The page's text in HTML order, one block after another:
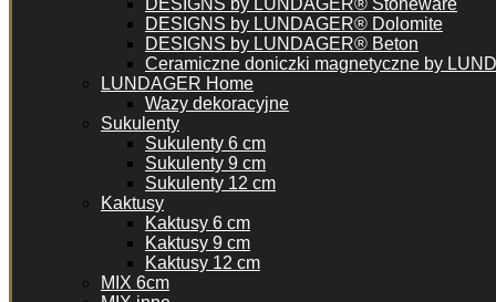
DESIGNS by LUNDAGER® Stoneware
DESIGNS by LUNDAGER® Dolomite
DESIGNS by LUNDAGER® Beton
Ceramiczne doniczki magnetyczne by
LUNDAGER Home
Wazy dekoracyjne
Sukulenty
Sukulenty 6 cm
Sukulenty 9 cm
Sukulenty 12 cm
Kaktusy
Kaktusy 6 cm
Kaktusy 9 cm
Kaktusy 12 cm
MIX 6cm